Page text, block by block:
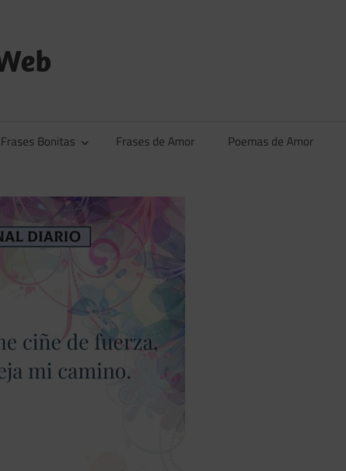
Frases Bonitas Frases de Amor Poemas de Amor